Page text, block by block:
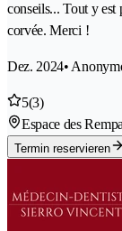
conseils... Tout y est
corvée. Merci !
Dez. 2024•
5(3)
Espace des
Termin reservieren